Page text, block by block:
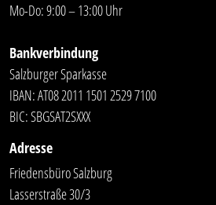
Mo-Do: 9:00 – 13:00 Uhr
Bankverbindung
Salzburger Sparkasse
IBAN: AT08 2011 1501 2529 7100
BIC: SBGSAT2SXXX
Adresse
Friedensbüro Salzburg
Lasserstraße 30/3